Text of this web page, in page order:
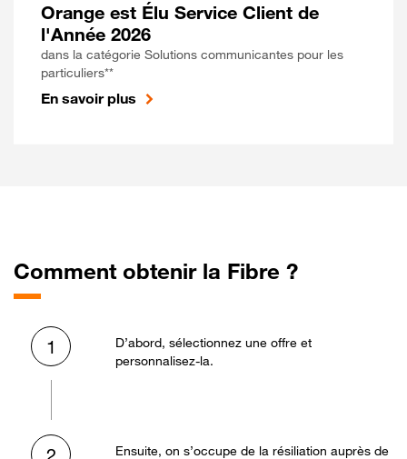
Orange est Élu Service Client de
l'Année 2026
dans la catégorie Solutions communicantes pour les
particuliers**
En savoir plus
Comment obtenir la Fibre ?
1
D’abord, sélectionnez une offre et
personnalisez-la.
Ensuite, on s’occupe de la résiliation auprès de